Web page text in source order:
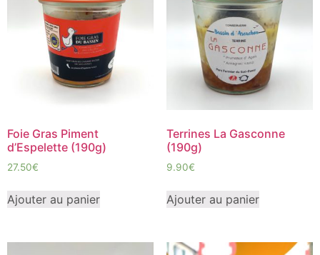
Foie Gras Piment
d’Espelette (190g)
27.50€
Ajouter au panier
Terrines La Gasconne
(190g)
9.90€
Ajouter au panier